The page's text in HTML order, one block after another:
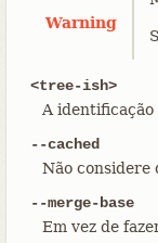
Warning
<tree-ish>
A
--cached
Não considere
--merge-base
Em vez de